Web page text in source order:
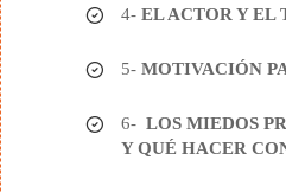
4- EL ACTOR Y EL
5- MOTIVACIÓN
6- LOS MIEDOS
Y QUÉ HACER